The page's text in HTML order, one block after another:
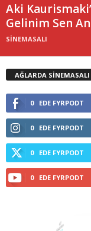
Aki
Gelinim Sen
SİNEMASALI
AĞLARDA SİNEMASALI
0 EDE FYRPODT
0 EDE FYRPODT
0 EDE FYRPODT
0 EDE FYRPODT